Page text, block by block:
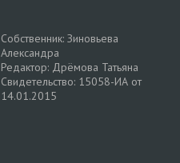
Собственник: Зиновьева
Александра
Редактор: Дрёмова Татьяна
Свидетельство: 15058-ИА от
14.01.2015